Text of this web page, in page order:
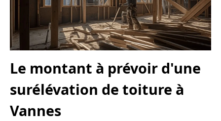
Le montant à prévoir d'une
surélévation de toiture à
Vannes